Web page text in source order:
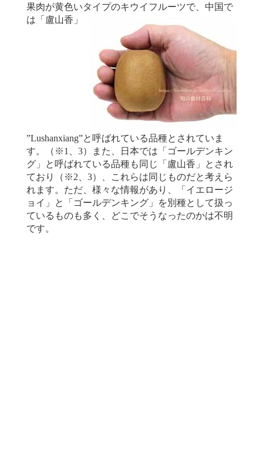
果肉が黄色いタイプのキウイフルーツで、中国で
は「盧山香」
”Lushanxiang”と呼ばれている品種とされていま
す。（※1、3）また、日本では「ゴールデンキン
グ」と呼ばれている品種も同じ「盧山香」とされ
ており（※2、3）、これらは同じものだと考えら
れます。ただ、様々な情報があり、「イエロージ
ョイ」と「ゴールデンキング」を別種として扱っ
ているものも多く、どこでそうなったのかは不明
です。